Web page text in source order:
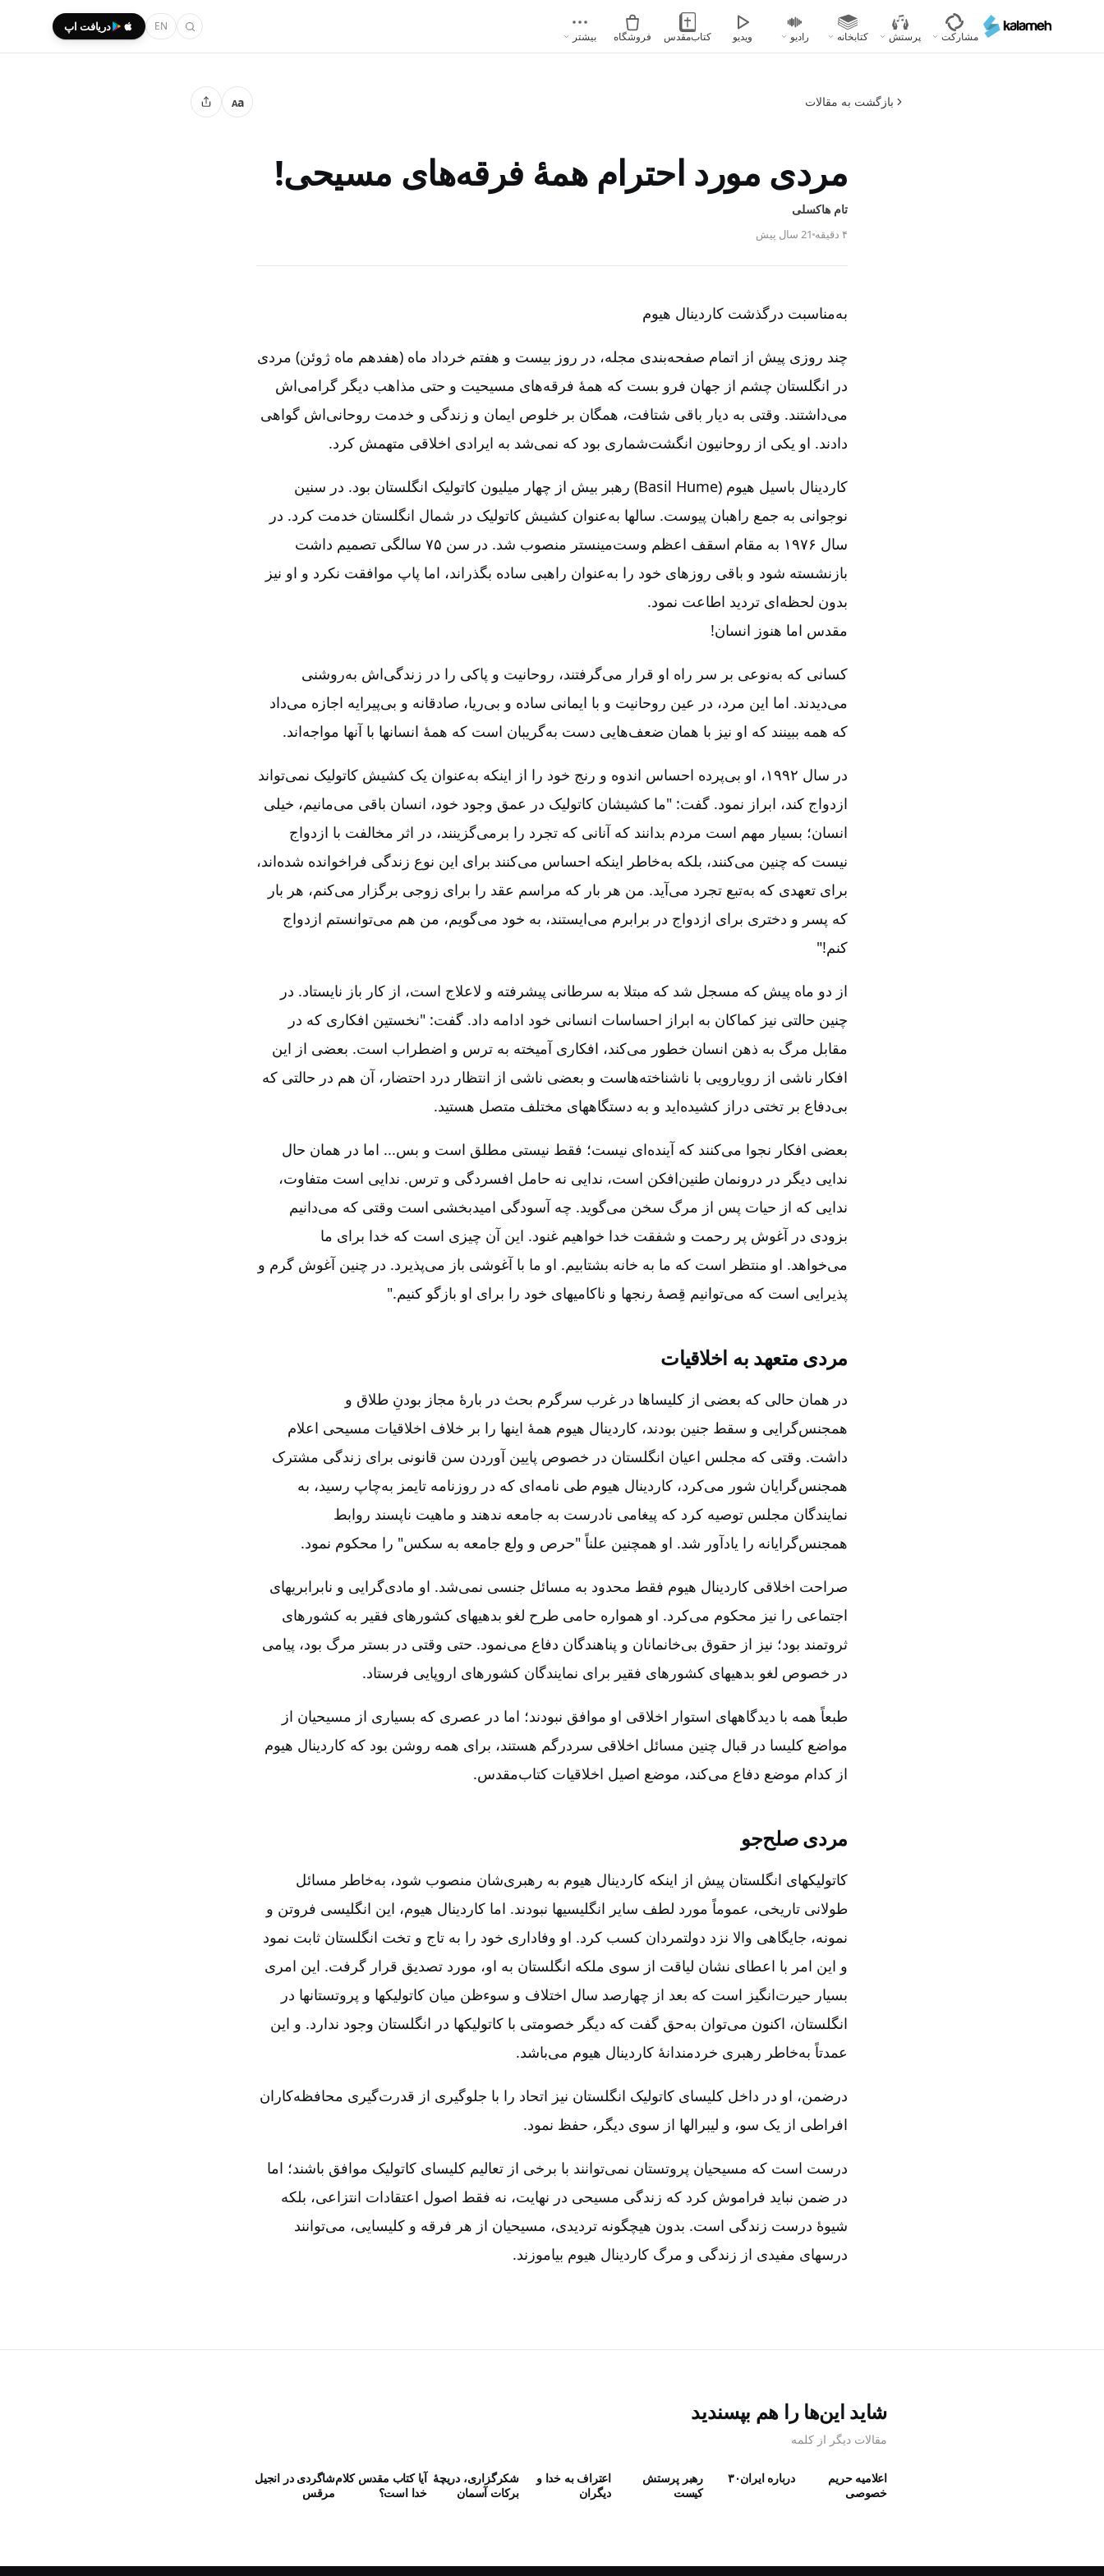
محتوای
مشارکت پرستش کتابخانه رادیو ویدیو کتاب‌مقدس فروشگاه بیشتر
EN دریافت اپ
بازگشت به مقالات Aa
مردی مورد احترام همۀ فرقه‌های مسیحی!
تام‌ هاکسلی
۴ دقیقه 21 سال پیش
به‌مناسبت درگذشت کاردینال هیوم
چند روزی پیش از اتمام صفحه‌بندی مجله‌، در روز بیست و هفتم خرداد ماه (هفدهم ماه ژوئن‌) مردی
در انگلستان چشم از جهان فرو بست که همۀ فرقه‌های مسیحیت و حتی مذاهب دیگر گرامی‌اش
می‌داشتند. وقتی به دیار باقی شتافت‌، همگان بر خلوص ایمان و زندگی و خدمت روحانی‌اش گواهی
دادند. او یکی از روحانیون انگشت‌شماری بود که نمی‌شد به ایرادی اخلاقی متهمش کرد.
کاردینال باسیل هیوم (Basil Hume) رهبر بیش از چهار میلیون کاتولیک انگلستان بود. در سنین
نوجوانی به جمع راهبان پیوست‌. سالها به‌عنوان کشیش کاتولیک در شمال انگلستان خدمت کرد. در
سال ۱۹۷۶ به مقام اسقف اعظم وست‌مینستر منصوب شد. در سن ۷۵ سالگی تصمیم داشت
بازنشسته شود و باقی روزهای خود را به‌عنوان راهبی ساده بگذراند، اما پاپ موافقت نکرد و او نیز
بدون لحظه‌ای تردید اطاعت نمود.
مقدس اما هنوز انسان!
کسانی که به‌نوعی بر سر راه او قرار می‌گرفتند، روحانیت و پاکی را در زندگی‌اش به‌روشنی
می‌دیدند. اما این مرد، در عین روحانیت و با ایمانی ساده و بی‌ریا، صادقانه و بی‌پیرایه اجازه می‌داد
که همه ببینند که او نیز با همان ضعف‌هایی دست به‌گریبان است که همۀ انسانها با آنها مواجه‌اند.
در سال ۱۹۹۲، او بی‌پرده احساس اندوه و رنج خود را از اینکه به‌عنوان یک کشیش کاتولیک نمی‌تواند
ازدواج کند، ابراز نمود. گفت‌: "ما کشیشان کاتولیک در عمق وجود خود، انسان باقی می‌مانیم‌، خیلی
انسان‌؛ بسیار مهم است مردم بدانند که آنانی که تجرد را برمی‌گزینند، در اثر مخالفت با ازدواج
نیست که چنین می‌کنند، بلکه به‌خاطر اینکه احساس می‌کنند برای این نوع زندگی فراخوانده شده‌اند،
برای تعهدی که به‌تبع تجرد می‌آید. من هر بار که مراسم عقد را برای زوجی برگزار می‌کنم‌، هر بار
که پسر و دختری برای ازدواج در برابرم می‌ایستند، به خود می‌گویم‌، من هم می‌توانستم ازدواج
کنم‌!"
از دو ماه پیش که مسجل شد که مبتلا به سرطانی پیشرفته و لاعلاج است‌، از کار باز نایستاد. در
چنین حالتی نیز کماکان به ابراز احساسات انسانی خود ادامه داد. گفت‌: "نخستین افکاری که در
مقابل مرگ به ذهن انسان خطور می‌کند، افکاری آمیخته به ترس و اضطراب است‌. بعضی از این
افکار ناشی از رویارویی با ناشناخته‌هاست و بعضی ناشی از انتظار درد احتضار، آن هم در حالتی که
بی‌دفاع بر تختی دراز کشیده‌اید و به دستگاههای مختلف متصل هستید.
بعضی افکار نجوا می‌کنند که آینده‌ای نیست‌؛ فقط نیستی مطلق است و بس‌... اما در همان حال
ندایی دیگر در درونمان طنین‌افکن است‌، ندایی نه حامل افسردگی و ترس‌. ندایی است متفاوت‌،
ندایی که از حیات پس از مرگ سخن می‌گوید. چه آسودگی امیدبخشی است وقتی که می‌دانیم
بزودی در آغوش پر رحمت و شفقت خدا خواهیم غنود. این آن چیزی است که خدا برای ما
می‌خواهد. او منتظر است که ما به خانه بشتابیم‌. او ما با آغوشی باز می‌پذیرد. در چنین آغوش گرم و
پذیرایی است که می‌توانیم قِصۀ رنجها و ناکامیهای خود را برای او بازگو کنیم‌."
مردی متعهد به اخلاقیات‌
در همان حالی که بعضی از کلیساها در غرب سرگرم بحث در بارۀ مجاز بودنِ طلاق و
همجنس‌گرایی و سقط جنین بودند، کاردینال هیوم همۀ اینها را بر خلاف اخلاقیات مسیحی اعلام
داشت‌. وقتی که مجلس اعیان انگلستان در خصوص پایین آوردن سن قانونی برای زندگی مشترک
همجنس‌گرایان شور می‌کرد، کاردینال هیوم طی نامه‌ای که در روزنامه تایمز به‌چاپ رسید، به
نمایندگان مجلس توصیه کرد که پیغامی نادرست به جامعه ندهند و ماهیت ناپسند روابط
همجنس‌گرایانه را یادآور شد. او همچنین علناً "حرص و ولع جامعه به سکس‌" را محکوم نمود.
صراحت اخلاقی کاردینال هیوم فقط محدود به مسائل جنسی نمی‌شد. او مادی‌گرایی و نابرابریهای
اجتماعی را نیز محکوم می‌کرد. او همواره حامی طرح لغو بدهیهای کشورهای فقیر به کشورهای
ثروتمند بود؛ نیز از حقوق بی‌خانمانان و پناهندگان دفاع می‌نمود. حتی وقتی در بستر مرگ بود، پیامی
در خصوص لغو بدهیهای کشورهای فقیر برای نمایندگان کشورهای اروپایی فرستاد.
طبعاً همه با دیدگاههای استوار اخلاقی او موافق نبودند؛ اما در عصری که بسیاری از مسیحیان از
مواضع کلیسا در قبال چنین مسائل اخلاقی سردرگم هستند، برای همه روشن بود که کاردینال هیوم
از کدام موضع دفاع می‌کند، موضع اصیل اخلاقیات کتاب‌مقدس‌.
مردی صلح‌جو
کاتولیکهای انگلستان پیش از اینکه کاردینال هیوم به رهبری‌شان منصوب شود، به‌خاطر مسائل
طولانی تاریخی‌، عموماً مورد لطف سایر انگلیسیها نبودند. اما کاردینال هیوم‌، این انگلیسی فروتن و
نمونه‌، جایگاهی والا نزد دولتمردان کسب کرد. او وفاداری خود را به تاج و تخت انگلستان ثابت نمود
و این امر با اعطای نشان لیاقت از سوی ملکه انگلستان به او، مورد تصدیق قرار گرفت‌. این امری
بسیار حیرت‌انگیز است که بعد از چهارصد سال اختلاف و سوءظن میان کاتولیکها و پروتستانها در
انگلستان‌، اکنون می‌توان به‌حق گفت که دیگر خصومتی با کاتولیکها در انگلستان وجود ندارد. و این
عمدتاً به‌خاطر رهبری خردمندانۀ کاردینال هیوم می‌باشد.
درضمن‌، او در داخل کلیسای کاتولیک انگلستان نیز اتحاد را با جلوگیری از قدرت‌گیری محافظه‌کاران
افراطی از یک سو، و لیبرالها از سوی دیگر، حفظ نمود.
درست است که مسیحیان پروتستان نمی‌توانند با برخی از تعالیم کلیسای کاتولیک موافق باشند؛ اما
در ضمن نباید فراموش کرد که زندگی مسیحی در نهایت‌، نه فقط اصول اعتقادات انتزاعی‌، بلکه
شیوۀ درست زندگی است‌. بدون هیچگونه تردیدی‌، مسیحیان از هر فرقه و کلیسایی‌، می‌توانند
درسهای مفیدی از زندگی و مرگ کاردینال هیوم بیاموزند.
شاید این‌ها را هم بپسندید
مقالات دیگر از کلمه
اعلامیه حریم
خصوصی
درباره ایران۳۰
رهبر پرستش
كيست
اعتراف به خدا و
دیگران
شکرگزاری، دریچۀ
برکات آسمان
آیا کتاب مقدس کلام
خدا است؟
شاگردی در انجیل
مرقس